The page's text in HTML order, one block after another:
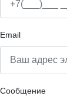
Email
Сообщение